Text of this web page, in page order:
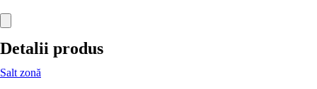
Detalii produs
Salt zonă